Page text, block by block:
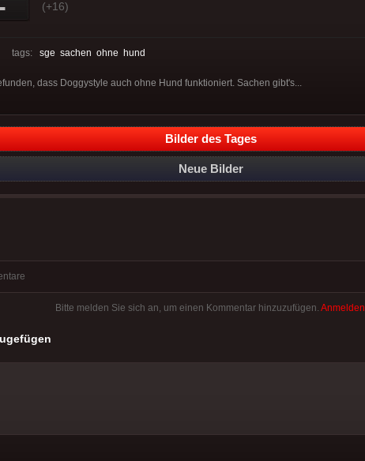
(+16)
tags: sge sachen ohne hund
dass Doggystyle auch ohne Hund funktioniert. Sachen gibt's...
Bilder des Tages
Neue Bilder
Bitte melden Sie sich an, um einen Kommentar hinzuzufügen. Anmelden